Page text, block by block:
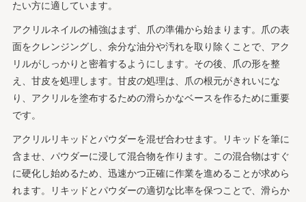
たい方に適しています。
アクリルネイルの補強はまず、爪の準備から始まります。爪の表
面をクレンジングし、余分な油分や汚れを取り除くことで、アク
リルがしっかりと密着するようにします。その後、爪の形を整
え、甘皮を処理します。甘皮の処理は、爪の根元がきれいにな
り、アクリルを塗布するための滑らかなベースを作るために重要
です。
アクリルリキッドとパウダーを混ぜ合わせます。リキッドを筆に
含ませ、パウダーに浸して混合物を作ります。この混合物はすぐ
に硬化し始めるため、迅速かつ正確に作業を進めることが求めら
れます。リキッドとパウダーの適切な比率を保つことで、滑らか